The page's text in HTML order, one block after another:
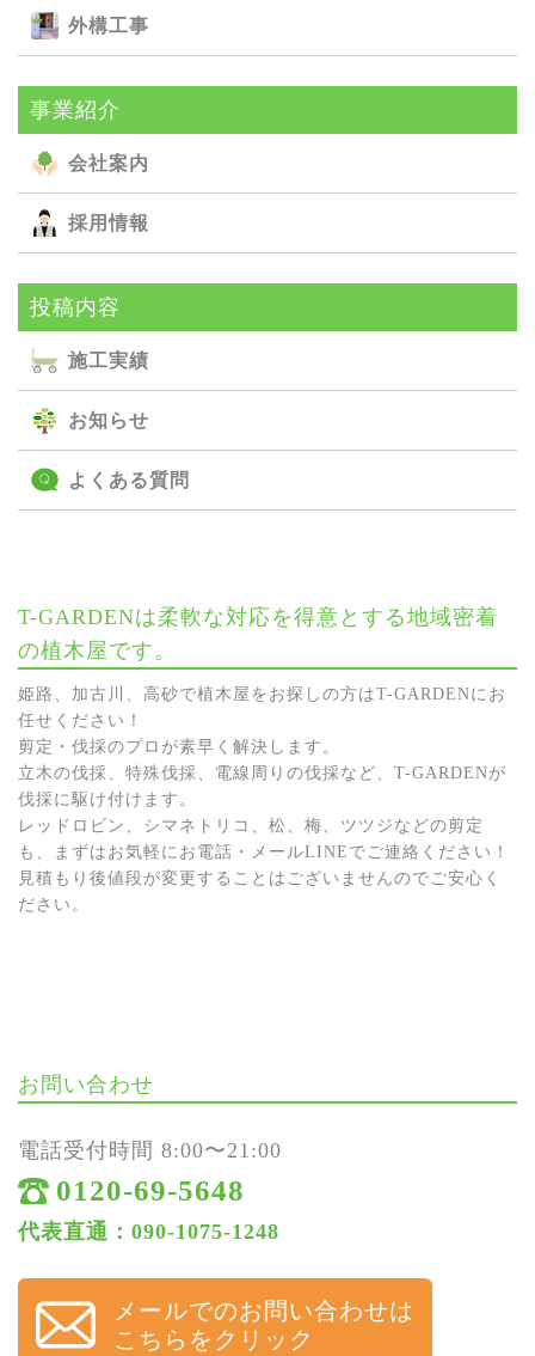
外構⼯事
事業紹介
会社案内
採用情報
投稿内容
施⼯実績
お知らせ
よくある質問
T-GARDENは柔軟な対応を得意とする地域密着
の植木屋です。
姫路、加古川、高砂で植木屋をお探しの方はT-GARDENにお
任せください！
剪定・伐採のプロが素早く解決します。
立木の伐採、特殊伐採、電線周りの伐採など、T-GARDENが
伐採に駆け付けます。
レッドロビン、シマネトリコ、松、梅、ツツジなどの剪定
も、まずはお気軽にお電話・メールLINEでご連絡ください！
見積もり後値段が変更することはございませんのでご安心く
ださい。
お問い合わせ
電話受付時間 8:00〜21:00
0120-69-5648
代表直通：090-1075-1248
メールでのお問い合わせは
こちらをクリック